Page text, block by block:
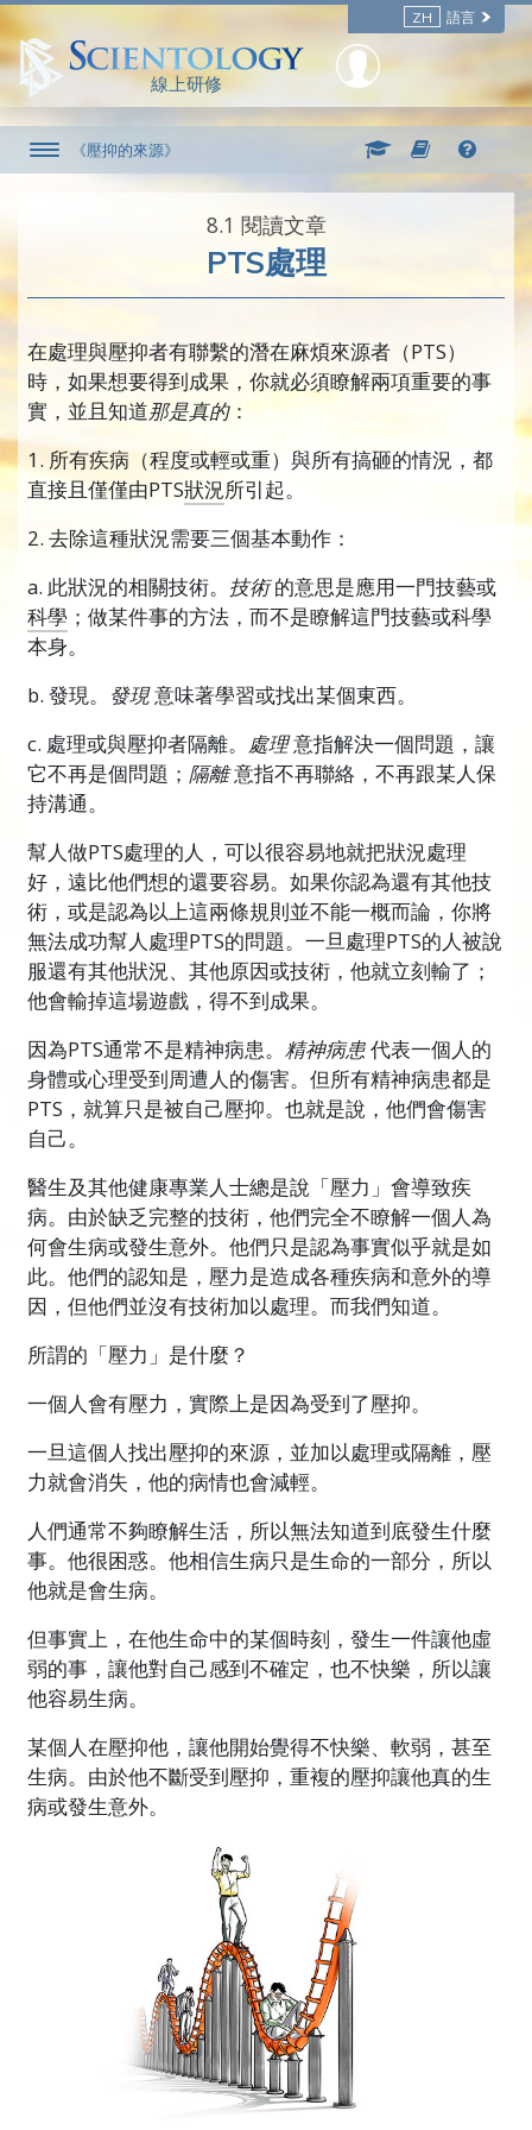
ZH 語言
線上研修
《壓抑的來源》
8.‎1 閱讀文章
PTS處理
在處理與壓抑者有聯繫的潛在麻煩來源者（PTS）
時，如果想要得到成果，你就必須瞭解兩項重要的事
實，並且知道那是真的：
1. 所有疾病（程度或輕或重）與所有搞砸的情況，都
直接且僅僅由PTS狀況所引起。
2. 去除這種狀況需要三個基本動作：
a. 此狀況的相關技術。 技術的意思是應用一門技藝或
科學 ；做某件事的方法，而不是瞭解這門技藝或科學
本身。
b. 發現。 發現意味著學習或找出某個東西。
c. 處理或與壓抑者隔離。 處理意指解決一個問題，讓
它不再是個問題； 隔離意指不再聯絡，不再跟某人保
持溝通。
幫人做PTS處理的人，可以很容易地就把狀況處理
好，遠比他們想的還要容易。如果你認為還有其他技
術，或是認為以上這兩條規則並不能一概而論，你將
無法成功幫人處理PTS的問題。一旦處理PTS的人被說
服還有其他狀況、其他原因或技術，他就立刻輸了；
他會輸掉這場遊戲，得不到成果。
因為PTS通常不是精神病患。 精神病患代表一個人的
身體或心理受到周遭人的傷害。但所有精神病患都是
PTS，就算只是被自己壓抑。也就是說，他們會傷害
自己。
醫生及其他健康專業人士總是說「壓力」會導致疾
病。由於缺乏完整的技術，他們完全不瞭解一個人為
何會生病或發生意外。他們只是認為事實似乎就是如
此。他們的認知是，壓力是造成各種疾病和意外的導
因，但他們並沒有技術加以處理。而我們知道。
所謂的「壓力」是什麼？
一個人會有壓力，實際上是因為受到了壓抑。
一旦這個人找出壓抑的來源，並加以處理或隔離，壓
力就會消失，他的病情也會減輕。
人們通常不夠瞭解生活，所以無法知道到底發生什麼
事。他很困惑。他相信生病只是生命的一部分，所以
他就是會生病。
但事實上，在他生命中的某個時刻，發生一件讓他虛
弱的事，讓他對自己感到不確定，也不快樂，所以讓
他容易生病。
某個人在壓抑他，讓他開始覺得不快樂、軟弱，甚至
生病。由於他不斷受到壓抑，重複的壓抑讓他真的生
病或發生意外。